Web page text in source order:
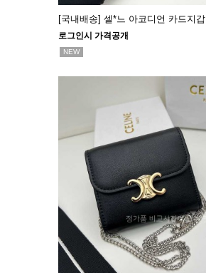
[국내배송] 셀*느 아코디언 카드지갑
로그인시 가격공개
NEW